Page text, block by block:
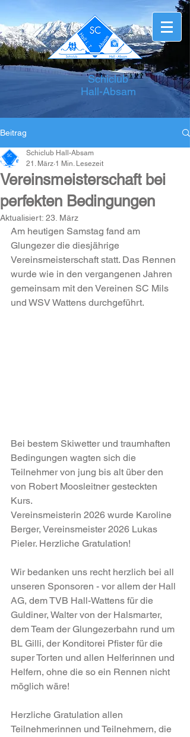
Schiclub
Hall-Absam
Beitrag
Vereinsmeisterschaft bei
perfekten Bedingungen
Schiclub Hall-Absam
21. März 1 Min. Lesezeit
Aktualisiert: 23. März
Am heutigen Samstag fand am
Glungezer die diesjährige
Vereinsmeisterschaft statt. Das Rennen
wurde wie in den vergangenen Jahren
gemeinsam mit den Vereinen SC Mils
und WSV Wattens durchgeführt.
Bei bestem Skiwetter und traumhaften
Bedingungen wagten sich die
Teilnehmer von jung bis alt über den
von Robert Moosleitner gesteckten
Kurs.
Vereinsmeisterin 2026 wurde Karoline
Berger, Vereinsmeister 2026 Lukas
Pieler. Herzliche Gratulation!
Wir bedanken uns recht herzlich bei all
unseren Sponsoren - vor allem der Hall
AG, dem TVB Hall-Wattens für die
Guldiner, Walter von der Halsmarter,
dem Team der Glungezerbahn rund um
BL Gilli, der Konditorei Pfister für die
super Torten und allen Helferinnen und
Helfern, ohne die so ein Rennen nicht
möglich wäre!
Herzliche Gratulation allen
Teilnehmerinnen und Teilnehmern, die